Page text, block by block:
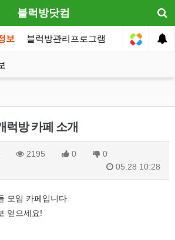
블럭방닷컴
보 블럭방관리프로그램 원장전용
럭방 카페 소개
2195 0
0
05.28 10:28
모임 카페입니다.
얻으세요!